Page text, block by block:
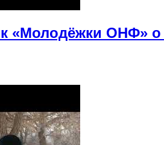
«Молодёжки ОНФ» о